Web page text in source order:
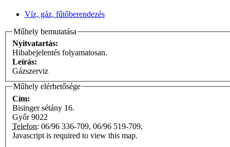
Víz, gáz, fűtőberendezés
Műhely bemutatása
Nyitvatartás:
Hibabejelentés folyamatosan.
Leírás:
Gázszerviz
Műhely elérhetősége
Cím:
Bisinger sétány 16.
Győr 9022
Telefon: 06/96 336-709, 06/96 519-709,
Javascript is required to view this map.